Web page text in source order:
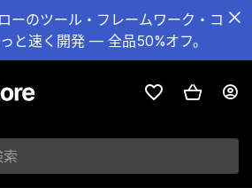
ーのツール・フレームワーク・コ
と速く開発 — 全品50%オフ。